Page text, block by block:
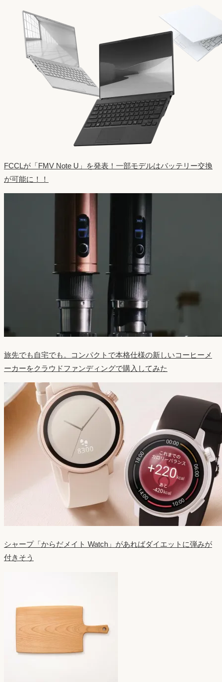
FCCLが「FMV Note U」を発表！一部モデルはバッテリー交換
が可能に！！
旅先でも自宅でも。コンパクトで本格仕様の新しいコーヒーメ
ーカーをクラウドファンディングで購入してみた
シャープ「からだメイト Watch」があればダイエットに弾みが
付きそう